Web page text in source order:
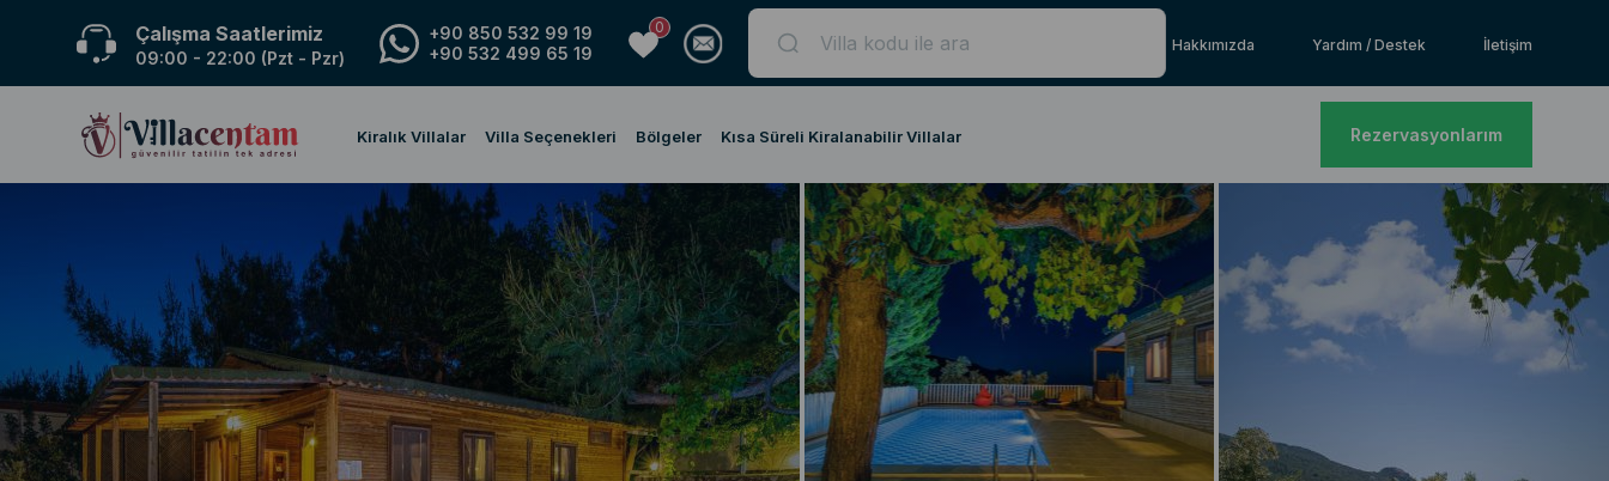
Çalışma Saatlerimiz
09:00 - 22:00 (Pzt - Pzr)
+90 850 532 99 19
+90 532 499 65 19
0
Hakkımızda
Yardım / Destek İletişim
Kiralık Villalar Villa Seçenekleri Bölgeler Kısa Süreli Kiralanabilir Villalar Rezervasyonlarım